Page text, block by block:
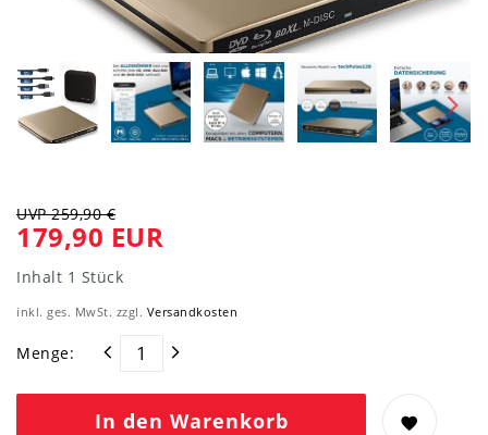
UVP 259,90 €
179,90 EUR
Inhalt 1 Stück
inkl. ges. MwSt. zzgl. Versandkosten
Menge:
In den Warenkorb